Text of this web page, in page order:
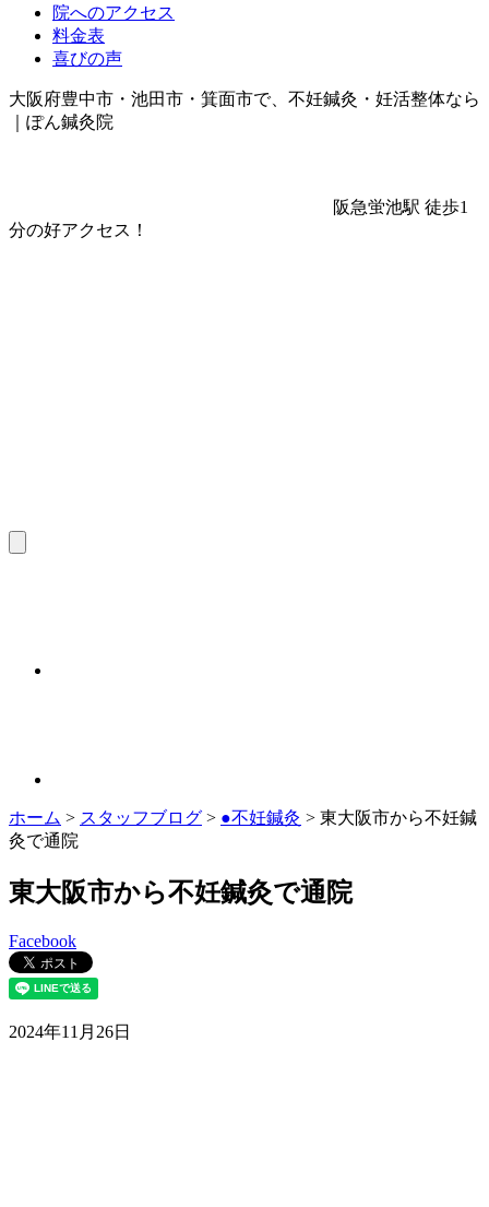
院へのアクセス
料金表
喜びの声
大阪府豊中市・池田市・箕面市で、不妊鍼灸・妊活整体なら
｜ぽん鍼灸院
阪急蛍池駅 徒歩1
分の好アクセス！
ホーム > スタッフブログ > ●不妊鍼灸 > 東大阪市から不妊鍼
灸で通院
東大阪市から不妊鍼灸で通院
Facebook
2024年11月26日